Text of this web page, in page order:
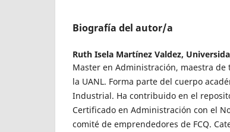
Biografía del autor/a
Ruth Isela Martínez Valdez,
Master en Administración, maestra de
la UANL. Forma parte del cuerpo
Industrial. Ha contribuido en el
Certificado en Administración con el
comité de emprendedores de FCQ.